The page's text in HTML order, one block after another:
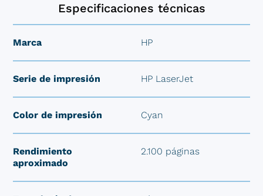
Especificaciones técnicas
Marca HP
Serie de impresión HP LaserJet
Color de impresión Cyan
Rendimiento
aproximado
2.100 páginas